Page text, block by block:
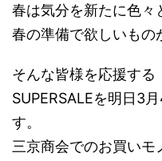
春は気分を新たに色々
春の準備で欲しいもの
そんな皆様を応援する
SUPERSALEを明日3
す。
三京商会でのお買いモ